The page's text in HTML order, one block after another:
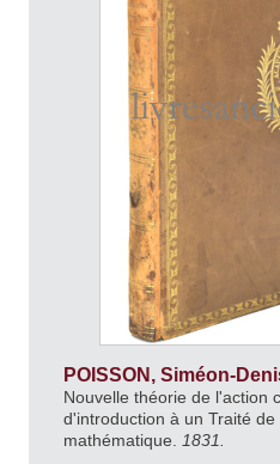
POISSON, Siméon-
Nouvelle théorie de l'action
d'introduction à un Traité de
mathématique.
1831.